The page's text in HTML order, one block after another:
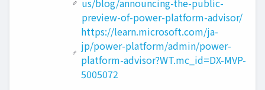
us/blog/announcing-the-public-
preview-of-power-platform-advisor/
https://learn.microsoft.com/ja-
jp/power-platform/admin/power-
platform-advisor?WT.mc_id=DX-MVP-
5005072